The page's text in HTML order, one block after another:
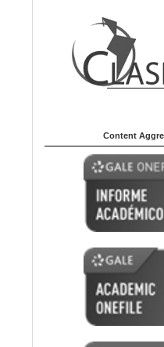
Content